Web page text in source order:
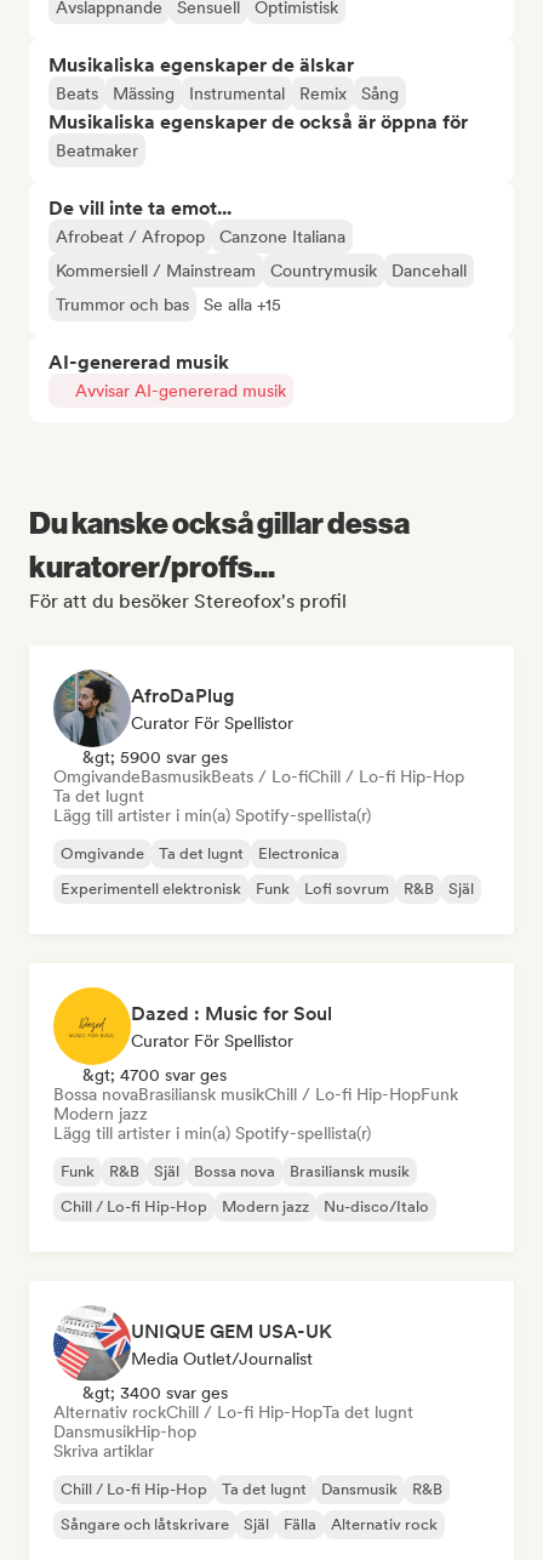
Avslappnande Sensuell Optimistisk
Musikaliska egenskaper de älskar
Beats Mässing Instrumental Remix Sång
Musikaliska egenskaper de också är öppna för
Beatmaker
De vill inte ta emot...
Afrobeat / Afropop
Canzone Italiana
Kommersiell / Mainstream
Countrymusik
Dancehall
Trummor och bas
Se alla +15
AI-genererad musik
Avvisar AI-genererad musik
Du kanske också gillar dessa
kuratorer/proffs...
För att du besöker Stereofox's profil
AfroDaPlug
Curator För Spellistor
&gt; 5900 svar ges
OmgivandeBasmusikBeats / Lo-fiChill / Lo-fi Hip-Hop
Ta det lugnt
Lägg till artister i min(a) Spotify-spellista(r)
Omgivande Ta det lugnt
Electronica
Experimentell elektronisk
Funk Lofi sovrum R&B Själ
Dazed : Music for Soul
Curator För Spellistor
&gt; 4700 svar ges
Bossa novaBrasiliansk musikChill / Lo-fi Hip-HopFunk
Modern jazz
Lägg till artister i min(a) Spotify-spellista(r)
Funk R&B Själ Bossa nova
Brasiliansk musik
Chill / Lo-fi Hip-Hop
Modern jazz Nu-disco/Italo
UNIQUE GEM USA-UK
Media Outlet/Journalist
&gt; 3400 svar ges
Alternativ rockChill / Lo-fi Hip-HopTa det lugnt
DansmusikHip-hop
Skriva artiklar
Chill / Lo-fi Hip-Hop Ta det lugnt Dansmusik
R&B
Sångare och låtskrivare
Själ Fälla Alternativ rock